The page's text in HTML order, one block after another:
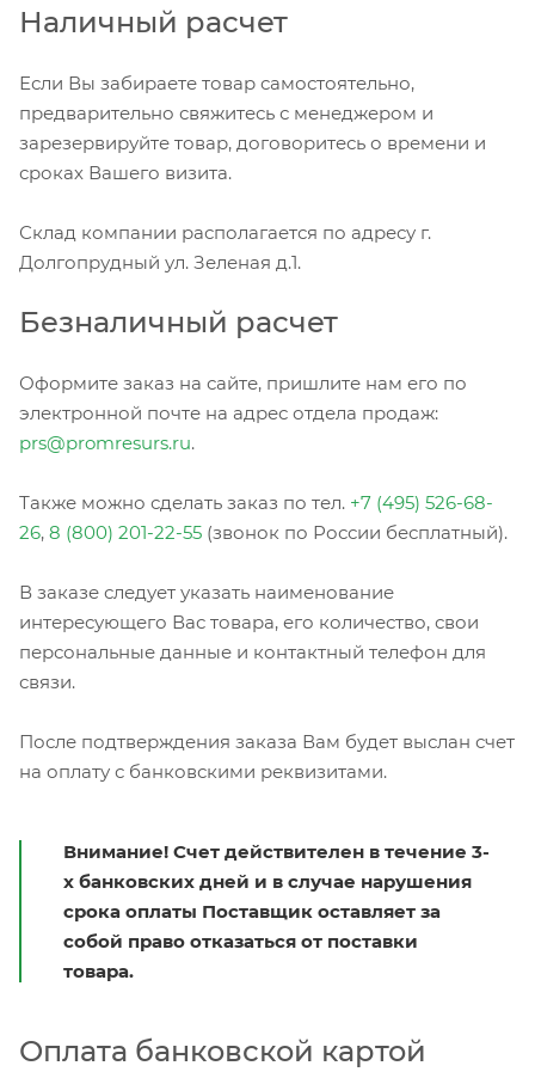
Наличный расчет
Если Вы забираете товар самостоятельно,
предварительно свяжитесь с менеджером и
зарезервируйте товар, договоритесь о времени и
сроках Вашего визита.
Склад компании располагается по адресу г.
Долгопрудный ул. Зеленая д.1.
Безналичный расчет
Оформите заказ на сайте, пришлите нам его по
электронной почте на адрес отдела продаж:
prs@promresurs.ru.
Также можно сделать заказ по тел. +7 (495) 526-68-
26, 8 (800) 201-22-55 (звонок по России бесплатный).
В заказе следует указать наименование
интересующего Вас товара, его количество, свои
персональные данные и контактный телефон для
связи.
После подтверждения заказа Вам будет выслан счет
на оплату с банковскими реквизитами.
Внимание! Счет действителен в течение 3-
х банковских дней и в случае нарушения
срока оплаты Поставщик оставляет за
собой право отказаться от поставки
товара.
Оплата банковской картой